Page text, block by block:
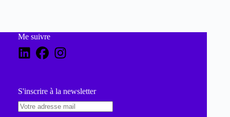
Me suivre
S'inscrire à la newsletter